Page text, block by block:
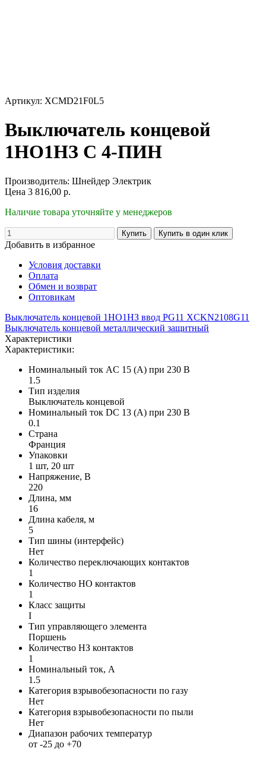
Артикул: XCMD21F0L5
Выключатель концевой
1НО1НЗ С 4-ПИН
Производитель: Шнейдер Электрик
Цена 3 816,00 р.
Наличие товара уточняйте у менеджеров
Добавить в избранное
Условия доставки
Оплата
Обмен и возврат
Оптовикам
Выключатель концевой 1НО1НЗ ввод PG11 XCKN2108G11
Выключатель концевой металлический защитный
Характеристики
Характеристики:
Номинальный ток AC 15 (А) при 230 В
1.5
Тип изделия
Выключатель концевой
Номинальный ток DC 13 (А) при 230 В
0.1
Страна
Франция
Упаковки
1 шт, 20 шт
Напряжение, В
220
Длина, мм
16
Длина кабеля, м
5
Тип шины (интерфейс)
Нет
Количество переключающих контактов
1
Количество НО контактов
1
Класс защиты
I
Тип управляющего элемента
Поршень
Количество НЗ контактов
1
Номинальный ток, А
1.5
Категория взрывобезопасности по газу
Нет
Категория взрывобезопасности по пыли
Нет
Диапазон рабочих температур
от -25 до +70